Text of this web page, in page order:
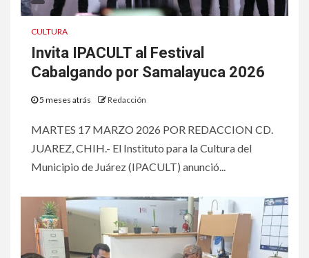
CULTURA
Invita IPACULT al Festival
Cabalgando por Samalayuca 2026
5 meses atrás Redacción
MARTES 17 MARZO 2026 POR REDACCION CD.
JUAREZ, CHIH.- El Instituto para la Cultura del
Municipio de Juárez (IPACULT) anunció...